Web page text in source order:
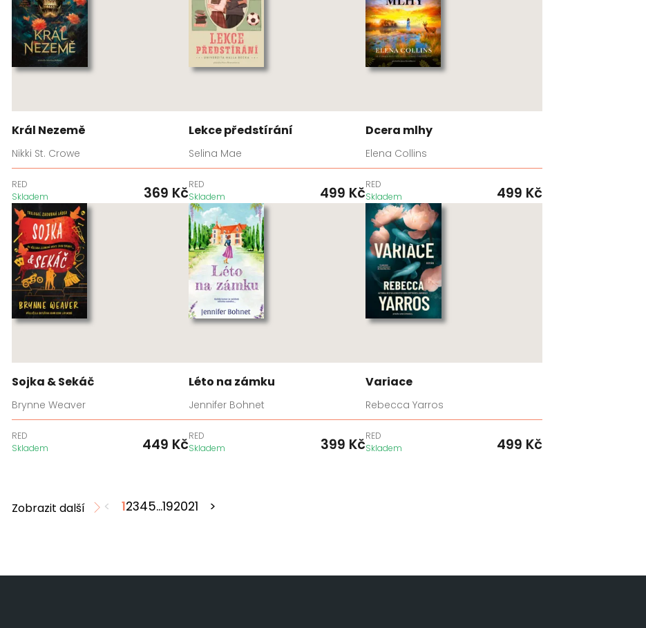
Král Nezemě
Nikki St. Crowe
RED
Skladem
369 Kč
Lekce předstírání
Selina Mae
RED
Skladem
499 Kč
Dcera mlhy
Elena Collins
RED
Skladem
499 Kč
Sojka & Sekáč
Brynne Weaver
RED
Skladem
449 Kč
Léto na zámku
Jennifer Bohnet
RED
Skladem
399 Kč
Variace
Rebecca Yarros
RED
Skladem
499 Kč
Zobrazit další < 12345...192021 >